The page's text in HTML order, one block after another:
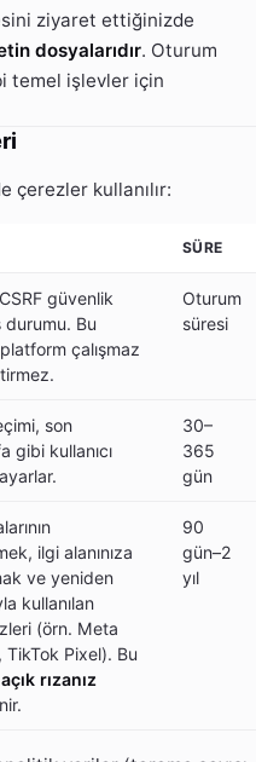
ziyaret ettiğinizde
dosyalarıdır. Oturum
temel işlevler için
çerezler kullanılır:
SÜRE
güvenlik
durumu. Bu
çalışmaz
Oturum
süresi
son
gibi kullanıcı
30–
365
gün
ilgi alanınıza
ve yeniden
kullanılan
(örn. Meta
TikTok Pixel). Bu
rızanız
90
gün–2
yıl